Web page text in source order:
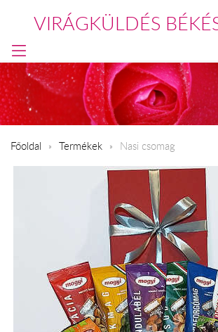
VIRÁGKÜLDÉS
Főoldal Termékek Nasi csomag